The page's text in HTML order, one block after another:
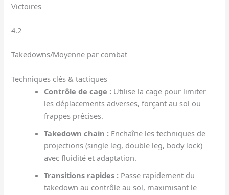
Victoires
4.2
Takedowns/Moyenne par combat
Techniques clés & tactiques
Contrôle de cage : Utilise la cage pour limiter
les déplacements adverses, forçant au sol ou
frappes précises.
Takedown chain : Enchaîne les techniques de
projections (single leg, double leg, body lock)
avec fluidité et adaptation.
Transitions rapides : Passe rapidement du
takedown au contrôle au sol, maximisant le